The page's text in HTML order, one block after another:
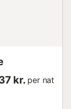
kr. per nat